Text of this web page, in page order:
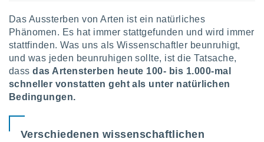
zur
zur
Das Aussterben von Arten ist ein natürliches
Phänomen. Es hat immer stattgefunden und wird immer
stattfinden. Was uns als Wissenschaftler beunruhigt,
und was jeden beunruhigen sollte, ist die Tatsache,
dassdas Artensterben heute 100- bis 1.000-mal
schneller vonstatten geht als unter natürlichen
Bedingungen.
Verschiedenen wissenschaftlichen